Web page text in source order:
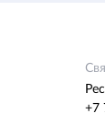
+7